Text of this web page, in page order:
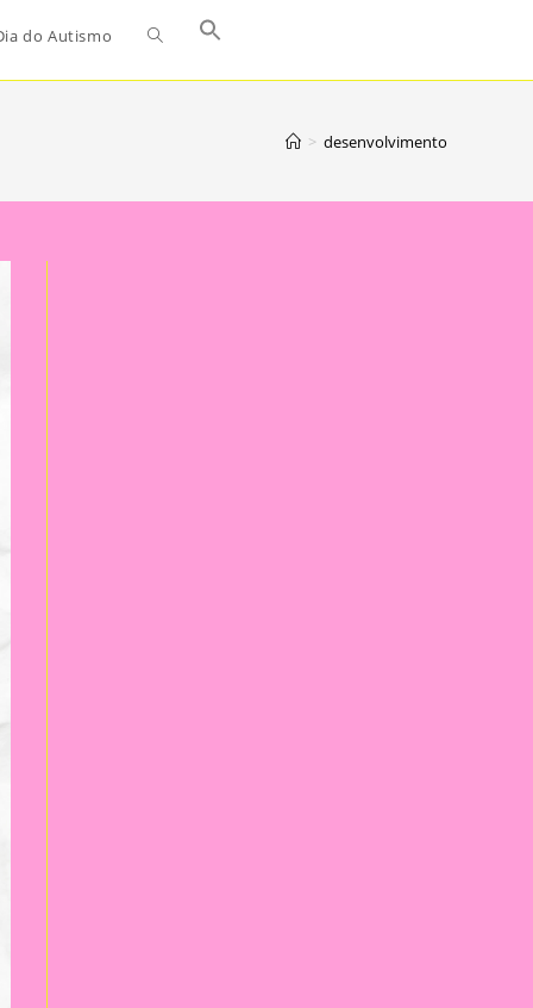
do Autismo
> desenvolvimento